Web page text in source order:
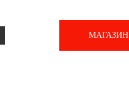
МАГАЗИН